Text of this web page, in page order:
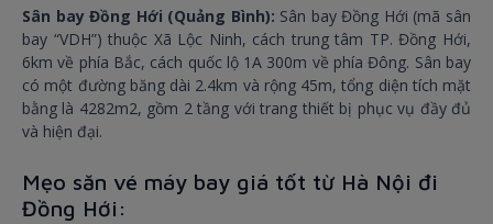
Sân bay Đồng Hới (Quảng Bình): Sân bay Đồng Hới (mã sân
bay “VDH”) thuộc Xã Lộc Ninh, cách trung tâm TP. Đồng Hới,
6km về phía Bắc, cách quốc lộ 1A 300m về phía Đông. Sân bay
có một đường băng dài 2.4km và rộng 45m, tổng diện tích mặt
bằng là 4282m2, gồm 2 tầng với trang thiết bị phục vụ đầy đủ
và hiện đại.
Mẹo săn vé máy bay giá tốt từ Hà Nội đi
Đồng Hới: